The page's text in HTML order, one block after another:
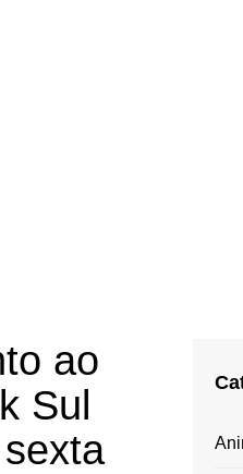
ao
Sul